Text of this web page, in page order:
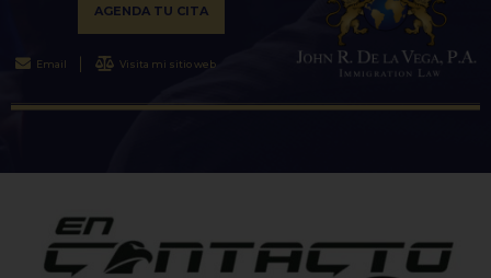
AGENDA TU CITA
Email Visita mi sitio web